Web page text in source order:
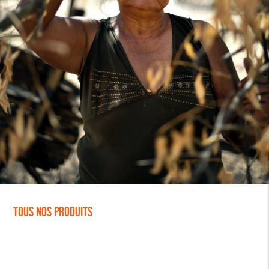
Tous nos produits